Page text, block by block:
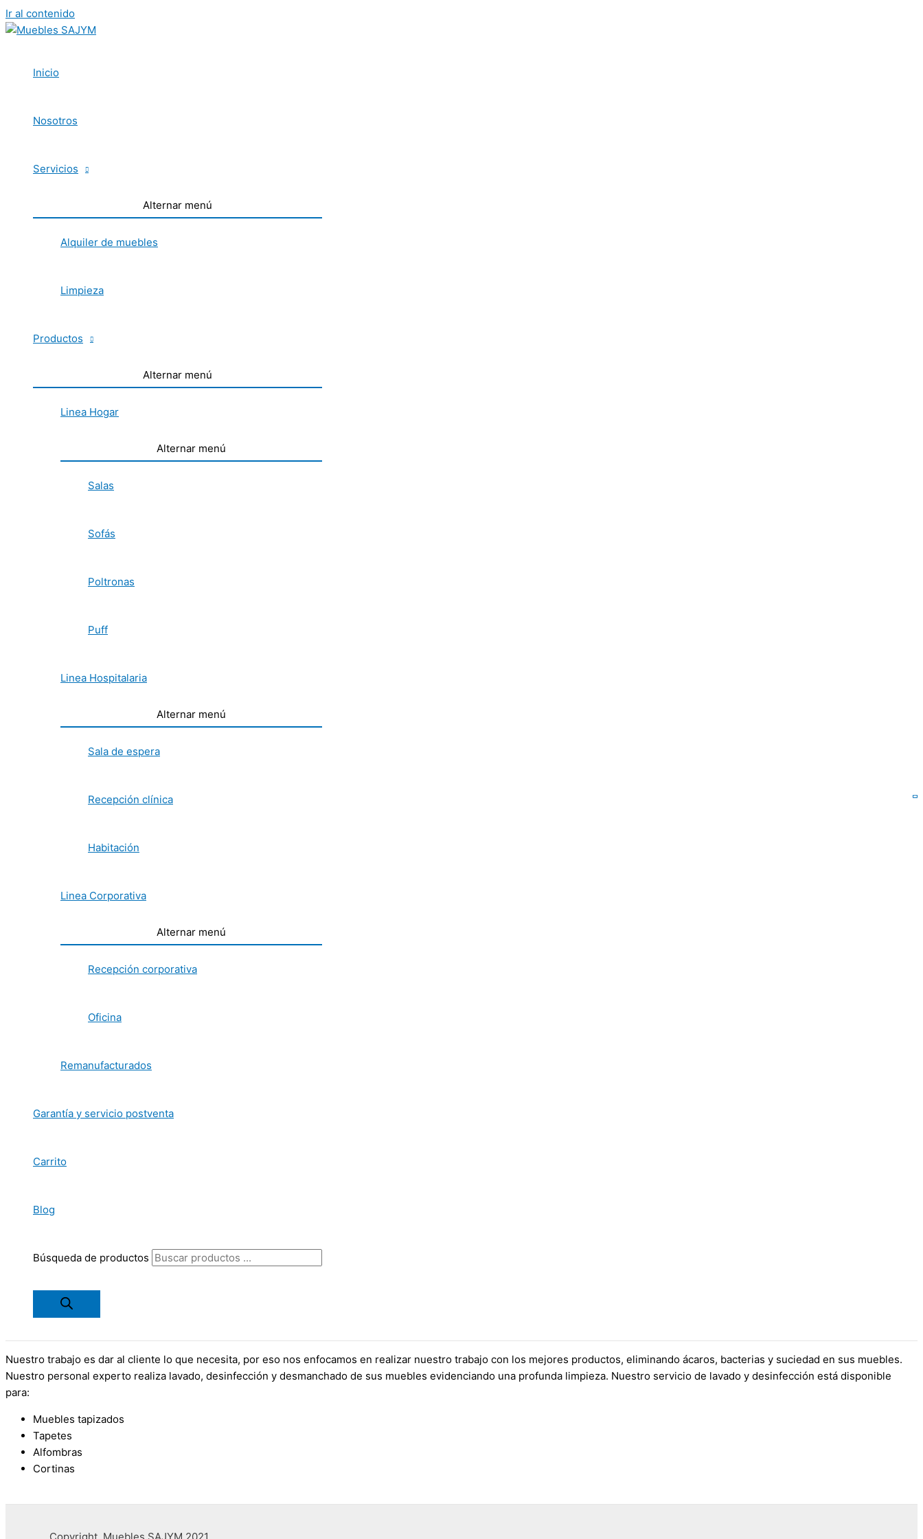
Ir al contenido
Inicio
Nosotros
Servicios
Alternar menú
Alquiler de muebles
Limpieza
Productos
Alternar menú
Linea Hogar
Alternar menú
Salas
Sofás
Poltronas
Puff
Linea Hospitalaria
Alternar menú
Sala de espera
Recepción clínica
Habitación
Linea Corporativa
Alternar menú
Recepción corporativa
Oficina
Remanufacturados
Garantía y servicio postventa
Carrito
Blog
Búsqueda de productos
Nuestro trabajo es dar al cliente lo que necesita, por eso nos enfocamos en realizar nuestro trabajo con los mejores productos, eliminando ácaros, bacterias y suciedad en sus muebles.
Nuestro personal experto realiza lavado, desinfección y desmanchado de sus muebles evidenciando una profunda limpieza. Nuestro servicio de lavado y desinfección está disponible
para:
Muebles tapizados
Tapetes
Alfombras
Cortinas